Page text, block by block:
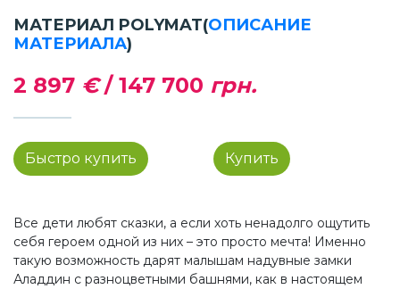
МАТЕРИАЛ POLYMAT(ОПИСАНИЕ
МАТЕРИАЛА)
2 897 €/ 147 700 грн.
Быстро купить Купить
Все дети любят сказки, а если хоть ненадолго ощутить
себя героем одной из них – это просто мечта! Именно
такую возможность дарят малышам надувные замки
Аладдин с разноцветными башнями, как в настоящем